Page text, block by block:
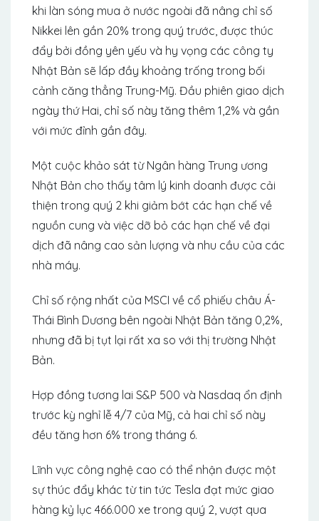
khi làn sóng mua ở nước ngoài đã nâng chỉ số
Nikkei lên gần 20% trong quý trước, được thúc
đẩy bởi đồng yên yếu và hy vọng các công ty
Nhật Bản sẽ lấp đầy khoảng trống trong bối
cảnh căng thẳng Trung-Mỹ. Đầu phiên giao dịch
ngày thứ Hai, chỉ số này tăng thêm 1,2% và gần
với mức đỉnh gần đây.
Một cuộc khảo sát từ Ngân hàng Trung ương
Nhật Bản cho thấy tâm lý kinh doanh được cải
thiện trong quý 2 khi giảm bớt các hạn chế về
nguồn cung và việc dỡ bỏ các hạn chế về đại
dịch đã nâng cao sản lượng và nhu cầu của các
nhà máy.
Chỉ số rộng nhất của MSCI về cổ phiếu châu Á-
Thái Bình Dương bên ngoài Nhật Bản tăng 0,2%,
nhưng đã bị tụt lại rất xa so với thị trường Nhật
Bản.
Hợp đồng tương lai S&P 500 và Nasdaq ổn định
trước kỳ nghỉ lễ 4/7 của Mỹ, cả hai chỉ số này
đều tăng hơn 6% trong tháng 6.
Lĩnh vực công nghệ cao có thể nhận được một
sự thúc đẩy khác từ tin tức Tesla đạt mức giao
hàng kỷ lục 466.000 xe trong quý 2, vượt qua